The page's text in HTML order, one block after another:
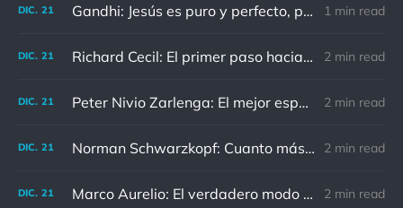
DIC. 21 Gandhi: Jesús es puro y perfecto, pero vosotros los cristianos no sois como él. 1 min read
DIC. 21 Richard Cecil: El primer paso hacia el conocimiento es saber que somos ignorantes. 2 min read
DIC. 21 Peter Nivio Zarlenga: El mejor espejo es un viejo amigo. 2 min read
DIC. 21 Norman Schwarzkopf: Cuanto más sudes por la paz, menos sangras por la guerra. 2 min read
DIC. 21 Marco Aurelio: El verdadero modo de vengarse de un enemigo es no parecérsele. 2 min read